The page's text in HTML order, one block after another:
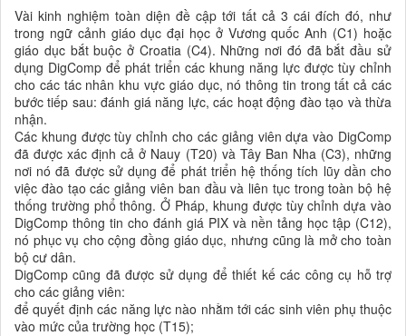
Vài kinh nghiệm toàn diện đề cập tới tất cả 3 cái đích đó, như
trong ngữ cảnh giáo dục đại học ở Vương quốc Anh (C1) hoặc
giáo dục bắt buộc ở Croatia (C4). Những nơi đó đã bắt đầu sử
dụng DigComp để phát triển các khung năng lực được tùy chỉnh
cho các tác nhân khu vực giáo dục, nó thông tin trong tất cả các
bước tiếp sau: đánh giá năng lực, các hoạt động đào tạo và thừa
nhận.
Các khung được tùy chỉnh cho các giảng viên dựa vào DigComp
đã được xác định cả ở Nauy (T20) và Tây Ban Nha (C3), những
nơi nó đã được sử dụng để phát triển hệ thống tích lũy dần cho
việc đào tạo các giảng viên ban đầu và liên tục trong toàn bộ hệ
thống trường phổ thông. Ở Pháp, khung được tùy chỉnh dựa vào
DigComp thông tin cho đánh giá PIX và nền tảng học tập (C12),
nó phục vụ cho cộng đồng giáo dục, nhưng cũng là mở cho toàn
bộ cư dân.
DigComp cũng đã được sử dụng để thiết kế các công cụ hỗ trợ
cho các giảng viên:
để quyết định các năng lực nào nhằm tới các sinh viên phụ thuộc
vào mức của trường học (T15);